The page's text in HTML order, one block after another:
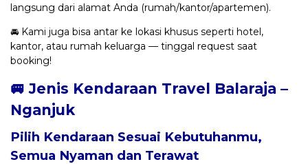
langsung dari alamat Anda (rumah/kantor/apartemen).
🚘 Kami juga bisa antar ke lokasi khusus seperti hotel,
kantor, atau rumah keluarga — tinggal request saat
booking!
🚐 Jenis Kendaraan Travel Balaraja –
Nganjuk
Pilih Kendaraan Sesuai Kebutuhanmu,
Semua Nyaman dan Terawat